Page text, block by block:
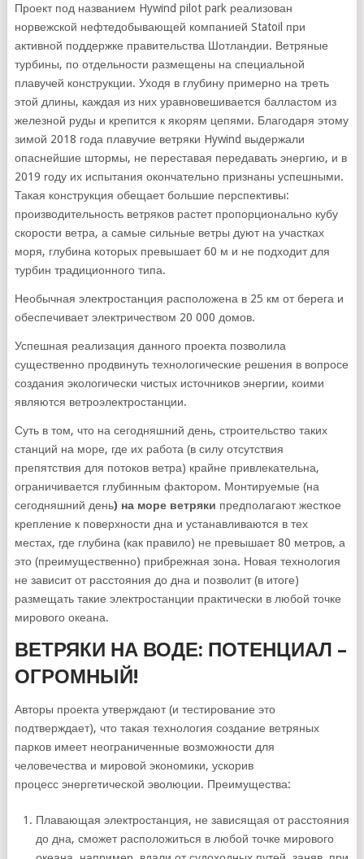
Проект под названием Hywind pilot park реализован
норвежской нефтедобывающей компанией Statoil при
активной поддержке правительства Шотландии. Ветряные
турбины, по отдельности размещены на специальной
плавучей конструкции. Уходя в глубину примерно на треть
этой длины, каждая из них уравновешивается балластом из
железной руды и крепится к якорям цепями. Благодаря этому
зимой 2018 года плавучие ветряки Hywind выдержали
опаснейшие штормы, не переставая передавать энергию, и в
2019 году их испытания окончательно признаны успешными.
Такая конструкция обещает большие перспективы:
производительность ветряков растет пропорционально кубу
скорости ветра, а самые сильные ветры дуют на участках
моря, глубина которых превышает 60 м и не подходит для
турбин традиционного типа.
Необычная электростанция расположена в 25 км от берега и
обеспечивает электричеством 20 000 домов.
Успешная реализация данного проекта позволила
существенно продвинуть технологические решения в вопросе
создания экологически чистых источников энергии, коими
являются ветроэлектростанции.
Суть в том, что на сегодняшний день, строительство таких
станций на море, где их работа (в силу отсутствия
препятствия для потоков ветра) крайне привлекательна,
ограничивается глубинным фактором. Монтируемые (на
сегодняшний день) на море ветряки предполагают жесткое
крепление к поверхности дна и устанавливаются в тех
местах, где глубина (как правило) не превышает 80 метров, а
это (преимущественно) прибрежная зона. Новая технология
не зависит от расстояния до дна и позволит (в итоге)
размещать такие электростанции практически в любой точке
мирового океана.
ВЕТРЯКИ НА ВОДЕ: ПОТЕНЦИАЛ –
ОГРОМНЫЙ!
Авторы проекта утверждают (и тестирование это
подтверждает), что такая технология создание ветряных
парков имеет неограниченные возможности для
человечества и мировой экономики, ускорив
процесс энергетической эволюции. Преимущества:
Плавающая электростанция, не зависящая от расстояния
до дна, сможет расположиться в любой точке мирового